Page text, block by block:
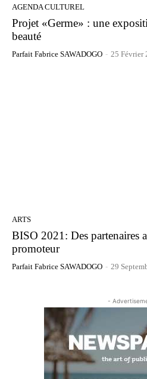
AGENDA CULTUREL
Projet «Germe» : une
beauté
Parfait Fabrice SAWADOGO - 25 Février
ARTS
BISO 2021: Des partenaires
promoteur
Parfait Fabrice SAWADOGO - 29
-